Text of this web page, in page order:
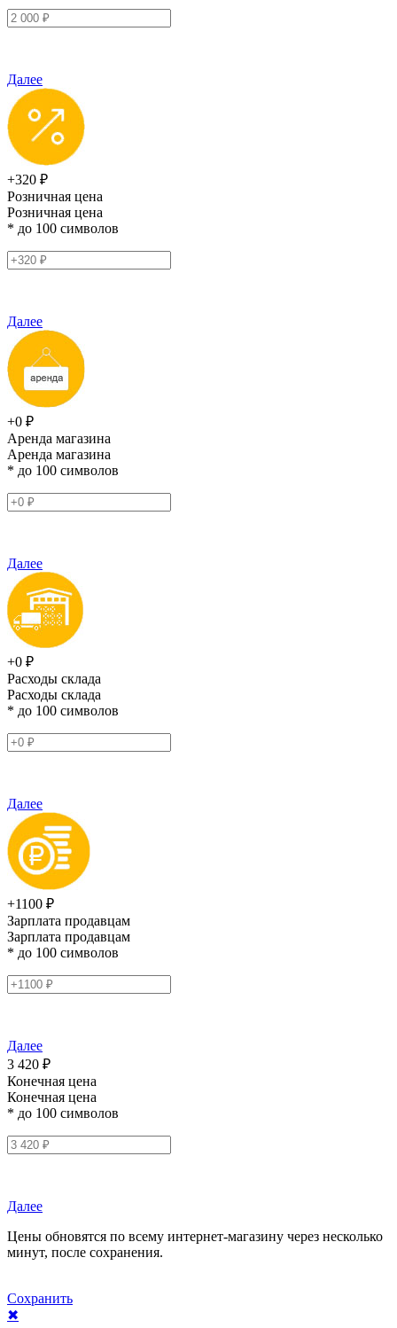
Далее
+320 ₽
Розничная цена
Розничная цена
* до 100 символов
Далее
+0 ₽
Аренда магазина
Аренда магазина
* до 100 символов
Далее
+0 ₽
Расходы склада
Расходы склада
* до 100 символов
Далее
+1100 ₽
Зарплата продавцам
Зарплата продавцам
* до 100 символов
Далее
3 420 ₽
Конечная цена
Конечная цена
* до 100 символов
Далее
Цены обновятся по всему интернет-магазину через несколько
минут, после сохранения.
Сохранить
✖